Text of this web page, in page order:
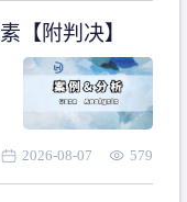
【附判决】
2026-08-07 579